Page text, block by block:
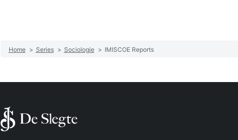
Home > Series > Sociologie > IMISCOE Reports